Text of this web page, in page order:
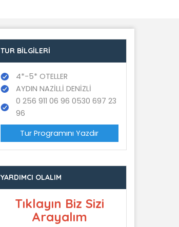
TUR BILGILERI
4*-5* OTELLER
AYDIN NAZİLLİ DENİZLİ
0 256 911 06 96 0530 697 23
96
Tur Programını Yazdır
YARDIMCI OLALIM
Tıklayın Biz Sizi
Arayalım